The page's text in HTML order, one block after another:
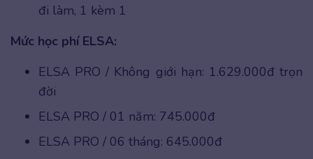
đi làm, 1 kèm 1
Mức học phí ELSA:
ELSA PRO / Không giới hạn: 1.629.000đ trọn
đời
ELSA PRO / 01 năm: 745.000đ
ELSA PRO / 06 tháng: 645.000đ